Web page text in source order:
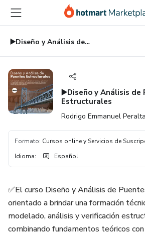
principal
página
de
página
▶️Diseño y Análisis de Puentes Estructurales
▶️Diseño y Análisis de
Estructurales
Rodrigo Emmanuel Peralta
Formato: Cursos online y Servicios de
Idioma: Español
✅El curso Diseño y Análisis de
orientado a brindar una formación
modelado, análisis y verificación
combinando fundamentos teóricos